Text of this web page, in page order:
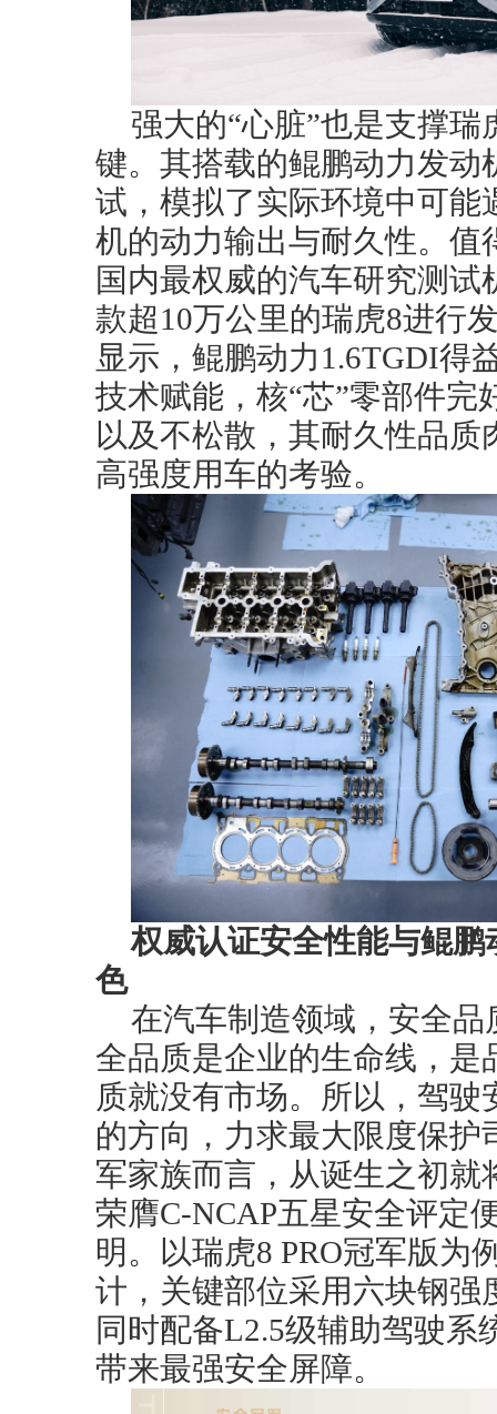
强大的“心脏”也是支撑
键。其搭载的鲲鹏动力发动
试，模拟了实际环境中可
机的动力输出与耐久性。
国内最权威的汽车研究测
款超10万公里的瑞虎8进行
显示，鲲鹏动力1.6TGDI得
技术赋能，核“芯”零部件
以及不松散，其耐久性品
高强度用车的考验。
权威认证安全性能与鲲鹏
色
在汽车制造领域，安全
全品质是企业的生命线，是
质就没有市场。所以，驾
的方向，力求最大限度保
军家族而言，从诞生之初
荣膺C-NCAP五星安全评定
明。以瑞虎8 PRO冠军版为
计，关键部位采用六块钢强
同时配备L2.5级辅助驾驶系
带来最强安全屏障。